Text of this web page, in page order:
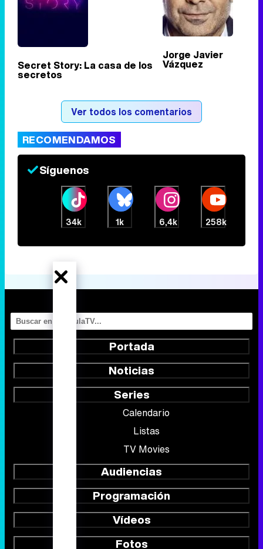
Tráiler en catalán de 'Ravalear', la nueva serie de HBO Max sobre los fondos buitre
Canción ganadora de Eurovisión 2026: DARA con "Bangaranga" por Bulgaria
Secret Story: La casa de los
secretos
Jorge Javier
Vázquez
Ver todos los comentarios
RECOMENDAMOS
Síguenos
34k 1k 6,4k 258k
Portada
Noticias
Series
Calendario
Listas
TV Movies
Audiencias
Programación
Vídeos
Fotos